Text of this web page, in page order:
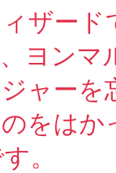
ザード
ヨンマ
ャー
をはか
。